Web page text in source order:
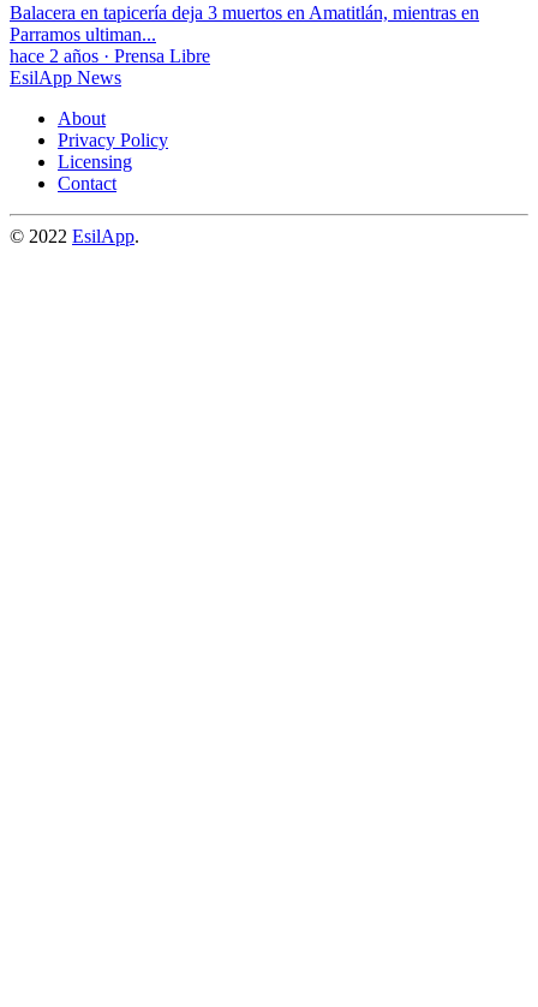
Balacera en tapicería deja 3 muertos en Amatitlán, mientras en
Parramos ultiman...
hace 2 años · Prensa Libre
EsilApp News
About
Privacy Policy
Licensing
Contact
© 2022 EsilApp.